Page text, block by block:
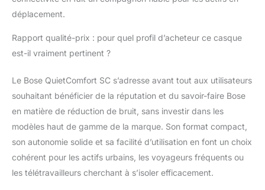
que la réduction du
meilleure qualité
BOSE : Téléchargez
recevez les dernières
mises à jour logicielles
Pour garantir un
fonctionnement
optimal et avoir accès
aux toutes dernières
fonctionnalités et
déplacement.
Rapport qualité-prix : pour quel profil d’acheteur ce casque
est-il vraiment pertinent ?
Le Bose QuietComfort SC s’adresse avant tout aux utilisateurs
souhaitant bénéficier de la réputation et du savoir-faire Bose
en matière de réduction de bruit, sans investir dans les
modèles haut de gamme de la marque. Son format compact,
son autonomie solide et sa facilité d’utilisation en font un choix
cohérent pour les actifs urbains, les voyageurs fréquents ou
les télétravailleurs cherchant à s’isoler efficacement.